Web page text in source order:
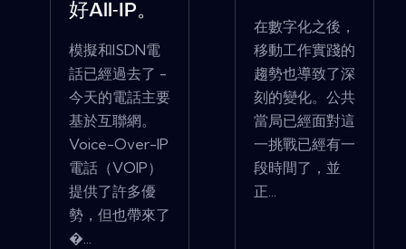
好All-IP。
模擬和ISDN電
話已經過去了 -
今天的電話主要
基於互聯網。
Voice-Over-IP
電話（VOIP）
提供了許多優
勢，但也帶來了
�...
在數字化之後，
移動工作實踐的
趨勢也導致了深
刻的變化。公共
當局已經面對這
一挑戰已經有一
段時間了，並
正...